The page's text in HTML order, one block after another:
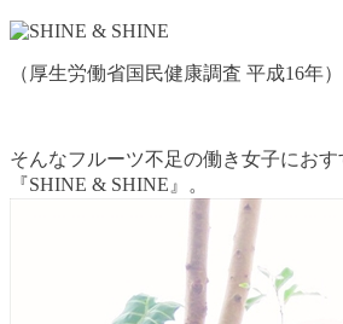
（厚生労働省国民健康調査 平成16年）
そんなフルーツ不足の働き女子にお
『SHINE & SHINE』。